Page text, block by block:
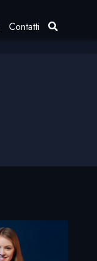
Contatti